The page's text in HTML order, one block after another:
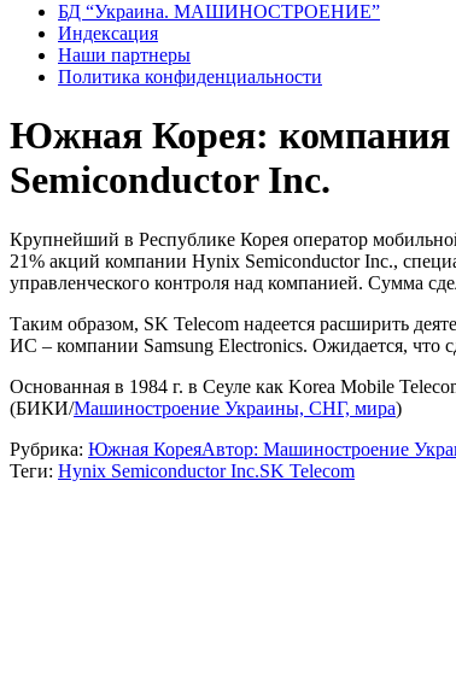
БД “Украина. МАШИНОСТРОЕНИЕ”
Индекcация
Наши партнеры
Политика конфиденциальности
Южная Корея: компания
Semiconductor Inc.
Крупнейший в Республике Корея оператор
21% акций компании Hynix Semiconductor Inc.,
управленческого контроля над компанией. Сумма
Таким образом, SK Telecom надеется расширить
ИС – компании Samsung Electronics. Ожидается, что
Основанная в 1984 г. в Сеуле как Korea Mobile
(БИКИ/Машиностроение Украины, СНГ, мира)
Рубрика: Южная КореяАвтор: Машиностроение
Теги: Hynix Semiconductor Inc.SK Telecom